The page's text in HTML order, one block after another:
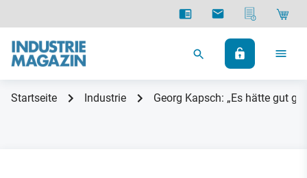
Startseite Industrie Georg Kapsch: „Es hätte gut